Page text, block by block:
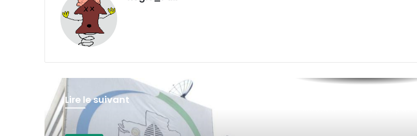
Lire le suivant
Boulevard Triomphal prive